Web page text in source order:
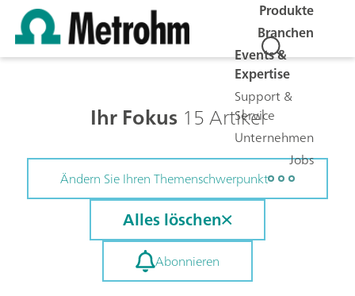
Produkte
Branchen
Events &
Expertise
Support &
Service
Unternehmen
Jobs
Ihr Fokus15 Artikel
Ändern Sie Ihren Themenschwerpunkt
Alles löschen
Abonnieren